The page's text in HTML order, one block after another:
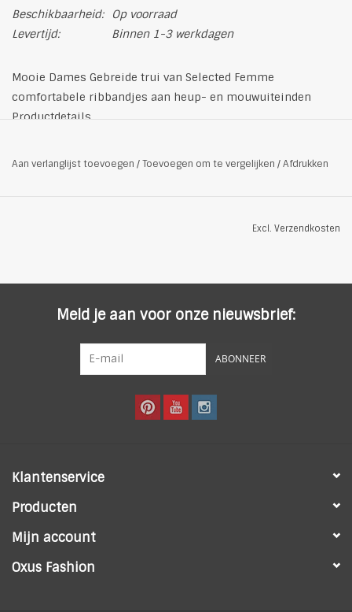
Beschikbaarheid:
Op voorraad
Levertijd:
Binnen 1-3 werkdagen
Mooie Dames Gebreide trui van Selected Femme
comfortabele ribbandjes aan heup- en mouwuiteinden
Productdetails
Aan verlanglijst toevoegen /Toevoegen om te vergelijken /Afdrukken
Excl. Verzendkosten
Meld je aan voor onze nieuwsbrief:
ABONNEER
Klantenservice
Producten
Mijn account
Oxus Fashion